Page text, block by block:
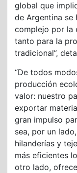
global que
de Argentina se
complejo por la
tanto para la
tradicional”,
“De todos
producción
valor: nuestro
exportar
gran impulso
sea, por un
hilanderías y
más eficientes
otro lado,